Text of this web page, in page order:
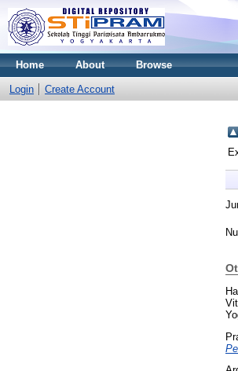
Home About Browse
Login Create Account